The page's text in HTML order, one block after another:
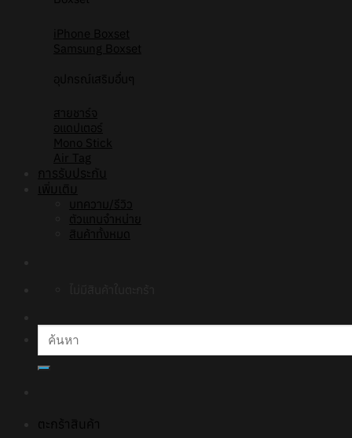
iPhone Boxset
Samsung Boxset
อุปกรณ์เสริมอื่นๆ
สายชาร์จ
อแดปเตอร์
Mono Stick
Air Tag
การรับประกัน
เพิ่มเติม
บทความ/รีวิว
ตัวแทนจำหน่าย
สินค้าทั้งหมด
ค้นหา:
ตะกร้าสินค้า